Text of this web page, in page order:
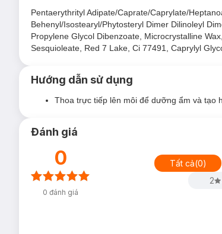
Tone lạnh:
Pentaerythrityl Adipate/Caprate/Caprylate/
Behenyl/Isostearyl/Phytosteryl Dimer Dilinoleyl
Propylene Glycol Dibenzoate, Microcrystalline
Sesquioleate, Red 7 Lake, Ci 77491, Caprylyl
Hướng dẫn sử dụng
Thoa trực tiếp lên môi để dưỡng ẩm và tạo
Đánh giá
0
0 đánh giá
Tất cả(0)
2